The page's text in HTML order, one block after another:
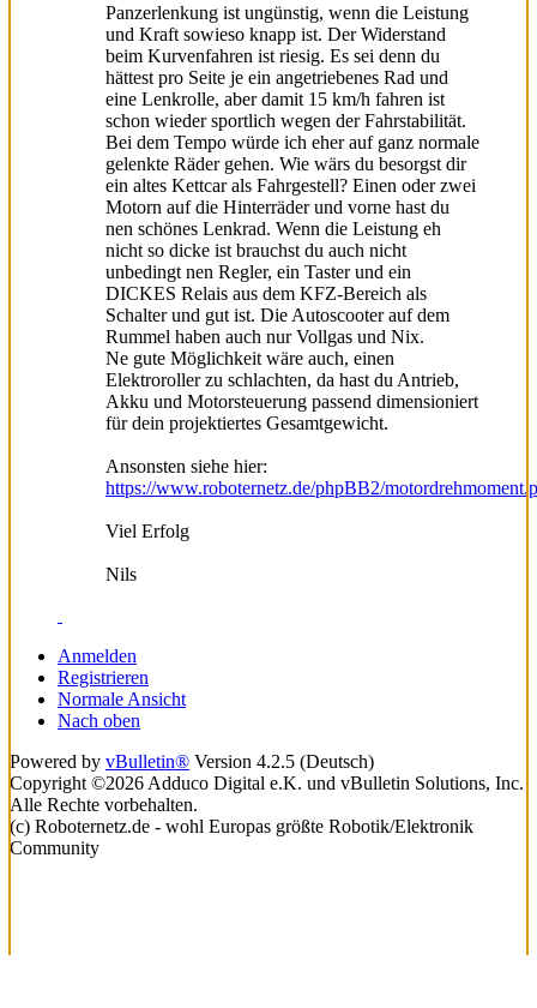
Panzerlenkung ist ungünstig, wenn die Leistung
und Kraft sowieso knapp ist. Der Widerstand
beim Kurvenfahren ist riesig. Es sei denn du
hättest pro Seite je ein angetriebenes Rad und
eine Lenkrolle, aber damit 15 km/h fahren ist
schon wieder sportlich wegen der Fahrstabilität.
Bei dem Tempo würde ich eher auf ganz normale
gelenkte Räder gehen. Wie wärs du besorgst dir
ein altes Kettcar als Fahrgestell? Einen oder zwei
Motorn auf die Hinterräder und vorne hast du
nen schönes Lenkrad. Wenn die Leistung eh
nicht so dicke ist brauchst du auch nicht
unbedingt nen Regler, ein Taster und ein
DICKES Relais aus dem KFZ-Bereich als
Schalter und gut ist. Die Autoscooter auf dem
Rummel haben auch nur Vollgas und Nix.
Ne gute Möglichkeit wäre auch, einen
Elektroroller zu schlachten, da hast du Antrieb,
Akku und Motorsteuerung passend dimensioniert
für dein projektiertes Gesamtgewicht.
Ansonsten siehe hier:
https://www.roboternetz.de/phpBB2/
Viel Erfolg
Nils
Anmelden
Registrieren
Normale Ansicht
Nach oben
Powered by vBulletin® Version 4.2.5 (Deutsch)
Copyright ©2026 Adduco Digital e.K. und vBulletin Solutions, Inc.
Alle Rechte vorbehalten.
(c) Roboternetz.de - wohl Europas größte Robotik/Elektronik
Community